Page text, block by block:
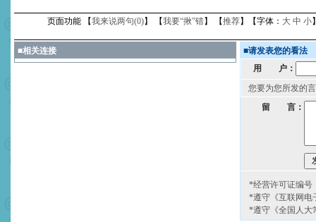
页面功能 【我来说两句(0)】 【我要“揪”错】 【推荐】【字体： 大 中 小
■相关连接 ■请发表您的看法
用 户：
您要为您所发的
留 言：
*经营许可证编号
*遵守《互联网电
*遵守《全国人大